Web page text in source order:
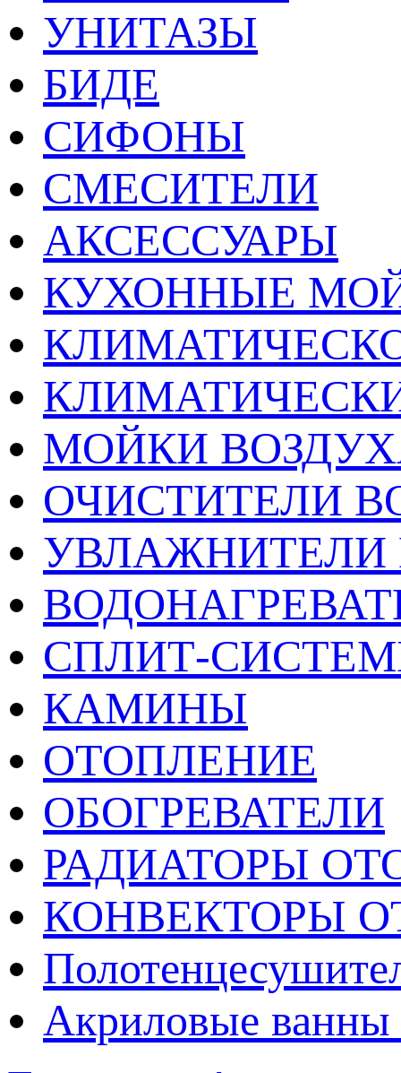
УНИТАЗЫ
БИДЕ
СИФОНЫ
СМЕСИТЕЛИ
АКСЕССУАРЫ
КУХОННЫЕ
МОЙКИ
ОЧИСТИТЕЛИ
УВЛАЖНИТЕЛИ
СПЛИТ-
КАМИНЫ
ОТОПЛЕНИЕ
ОБОГРЕВАТЕЛИ
РАДИАТОРЫ
КОНВЕКТОРЫ
Акриловые ванны